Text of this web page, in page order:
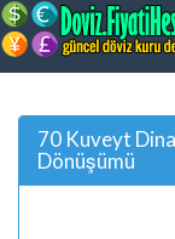
70 Kuveyt
Dönüşümü